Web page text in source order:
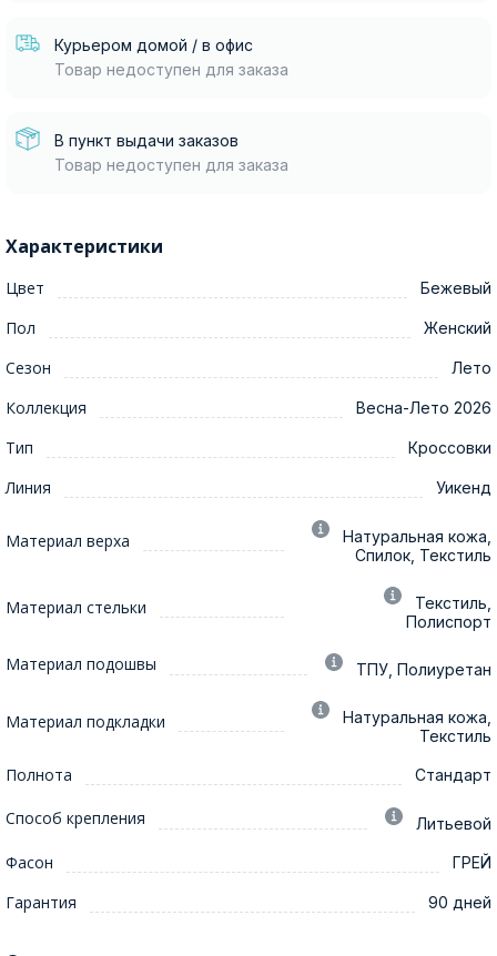
Курьером домой / в офис
Товар недоступен для заказа
В пункт выдачи заказов
Товар недоступен для заказа
Характеристики
Цвет Бежевый
Пол Женский
Сезон Лето
Коллекция Весна-Лето 2026
Тип Кроссовки
Линия Уикенд
Материал верха
Натуральная кожа,
Спилок, Текстиль
Материал стельки
Текстиль,
Полиспорт
Материал подошвы ТПУ, Полиуретан
Материал подкладки
Натуральная кожа,
Текстиль
Полнота Стандарт
Способ крепления Литьевой
Фасон ГРЕЙ
Гарантия 90 дней